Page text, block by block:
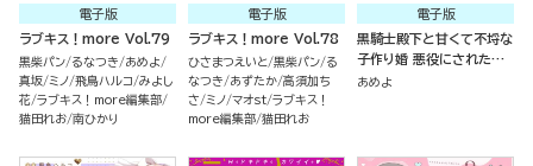
電子版
ラブキス！more Vol.79
黒柴パン るなつき
あめよ
真坂 ミノ 飛鳥ハルコ みよし
花 ラブキス！more編集部
猫田れお 南ひかり
電子版
ラブキス！more Vol.78
ひさまつえいと 黒柴パン る
なつき
あずたか 高須加ち
さ ミノ マオst ラブキス！
more編集部 猫田れお
電子版
黒騎士殿下と甘くて不埒な
子作り婚 悪役にされた令
嬢はイかされ啼かされ暴か
あめよ